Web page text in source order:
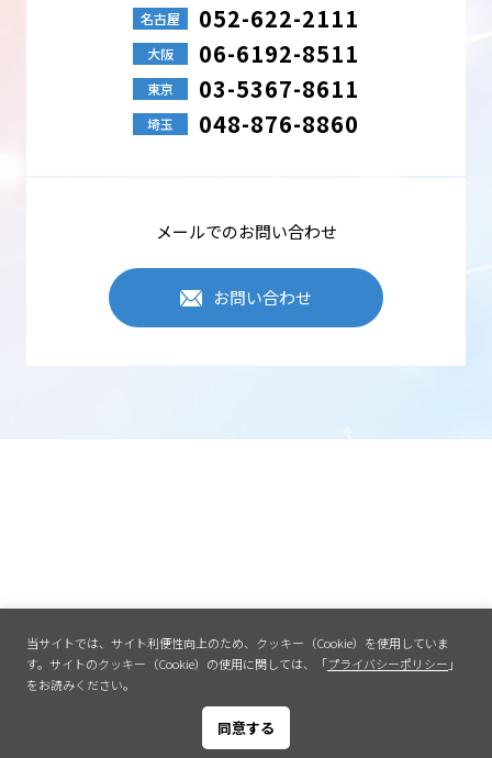
名古屋 052-622-2111
大阪 06-6192-8511
東京 03-5367-8611
埼玉 048-876-8860
メールでのお問い合わせ
お問い合わせ
当サイトでは、サイト利便性向上のため、クッキー（Cookie）を使用していま
す。 サイトのクッキー（Cookie）の使用に関しては、「プライバシーポリシー 」
をお読みください。
同意する